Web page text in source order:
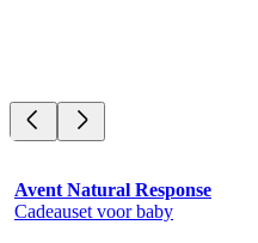
Avent Natural Response
Cadeauset voor baby